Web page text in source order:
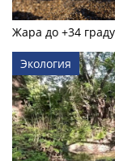
Жара до +34
Экология